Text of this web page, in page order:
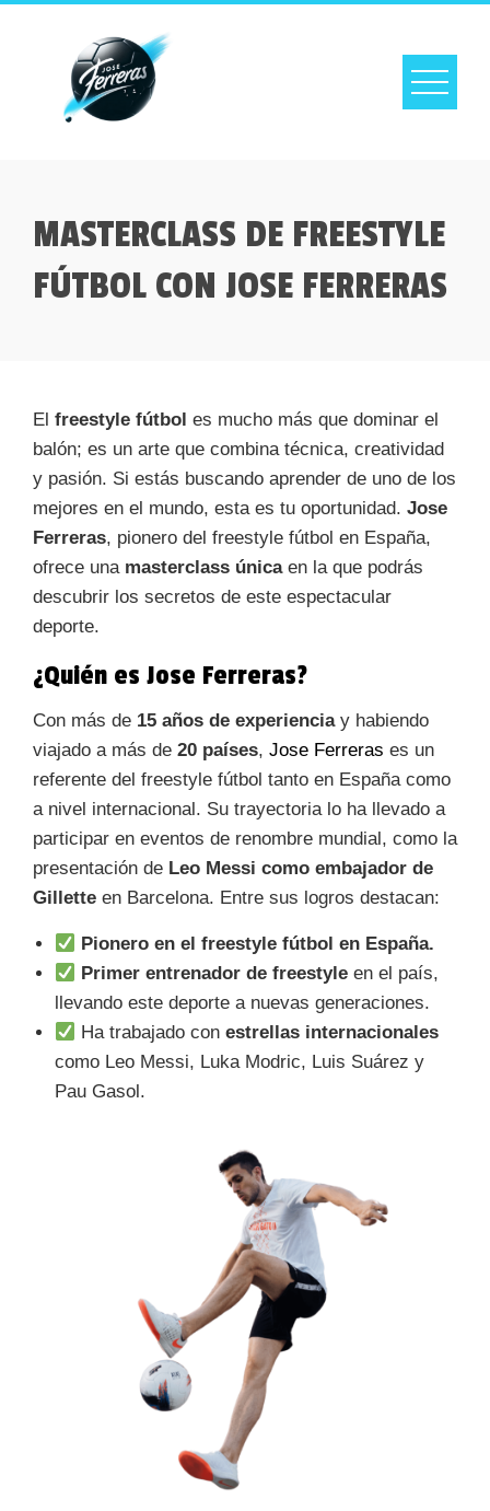
MASTERCLASS DE FREESTYLE
FÚTBOL CON JOSE FERRERAS
El freestyle fútbol es mucho más que dominar el
balón; es un arte que combina técnica, creatividad
y pasión. Si estás buscando aprender de uno de los
mejores en el mundo, esta es tu oportunidad. Jose
Ferreras, pionero del freestyle fútbol en España,
ofrece una masterclass únicaen la que podrás
descubrir los secretos de este espectacular
deporte.
¿Quién es Jose Ferreras?
Con más de 15 años de experienciay habiendo
viajado a más de 20 países, Jose Ferreras es un
referente del freestyle fútbol tanto en España como
a nivel internacional. Su trayectoria lo ha llevado a
participar en eventos de renombre mundial, como la
presentación de Leo Messi como embajador de
Gillette en Barcelona. Entre sus logros destacan:
Pionero en el freestyle fútbol en España.
Primer entrenador de freestyle en el país,
llevando este deporte a nuevas generaciones.
Ha trabajado conestrellas internacionales
como Leo Messi, Luka Modric, Luis Suárez y
Pau Gasol.